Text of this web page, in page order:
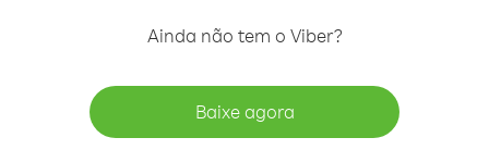
Ainda não tem o Viber?
Baixe agora